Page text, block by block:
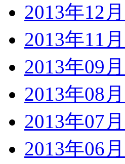
2013年12
2013年11
2013年09
2013年08
2013年07
2013年06